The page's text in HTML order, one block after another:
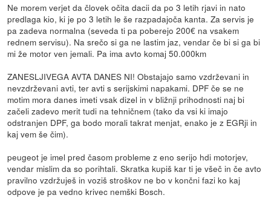
Ne morem verjet da človek očita dacii da po 3 letih rjavi in nato
predlaga kio, ki je po 3 letih le še razpadajoča kanta. Za servis je
pa zadeva normalna (seveda ti pa poberejo 200€ na vsakem
rednem servisu). Na srečo si ga ne lastim jaz, vendar če bi si ga bi
mi že motor ven jemali. Pa ima avto komaj 50.000km
ZANESLJIVEGA AVTA DANES NI! Obstajajo samo vzdrževani in
nevzdrževani avti, ter avti s serijskimi napakami. DPF če se ne
motim mora danes imeti vsak dizel in v bližnji prihodnosti naj bi
začeli zadevo merit tudi na tehničnem (tako da vsi ki imajo
odstranjen DPF, ga bodo morali takrat menjat, enako je z EGRji in
kaj vem še čim).
peugeot je imel pred časom probleme z eno serijo hdi motorjev,
vendar mislim da so porihtali. Skratka kupiš kar ti je všeč in če avto
pravilno vzdržuješ in voziš stroškov ne bo v končni fazi ko kaj
odpove je pa vedno krivec nemški Bosch.